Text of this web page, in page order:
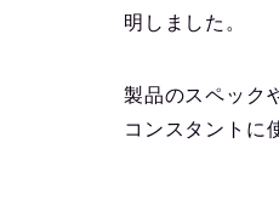
明しました。
製品のスペック
コンスタントに